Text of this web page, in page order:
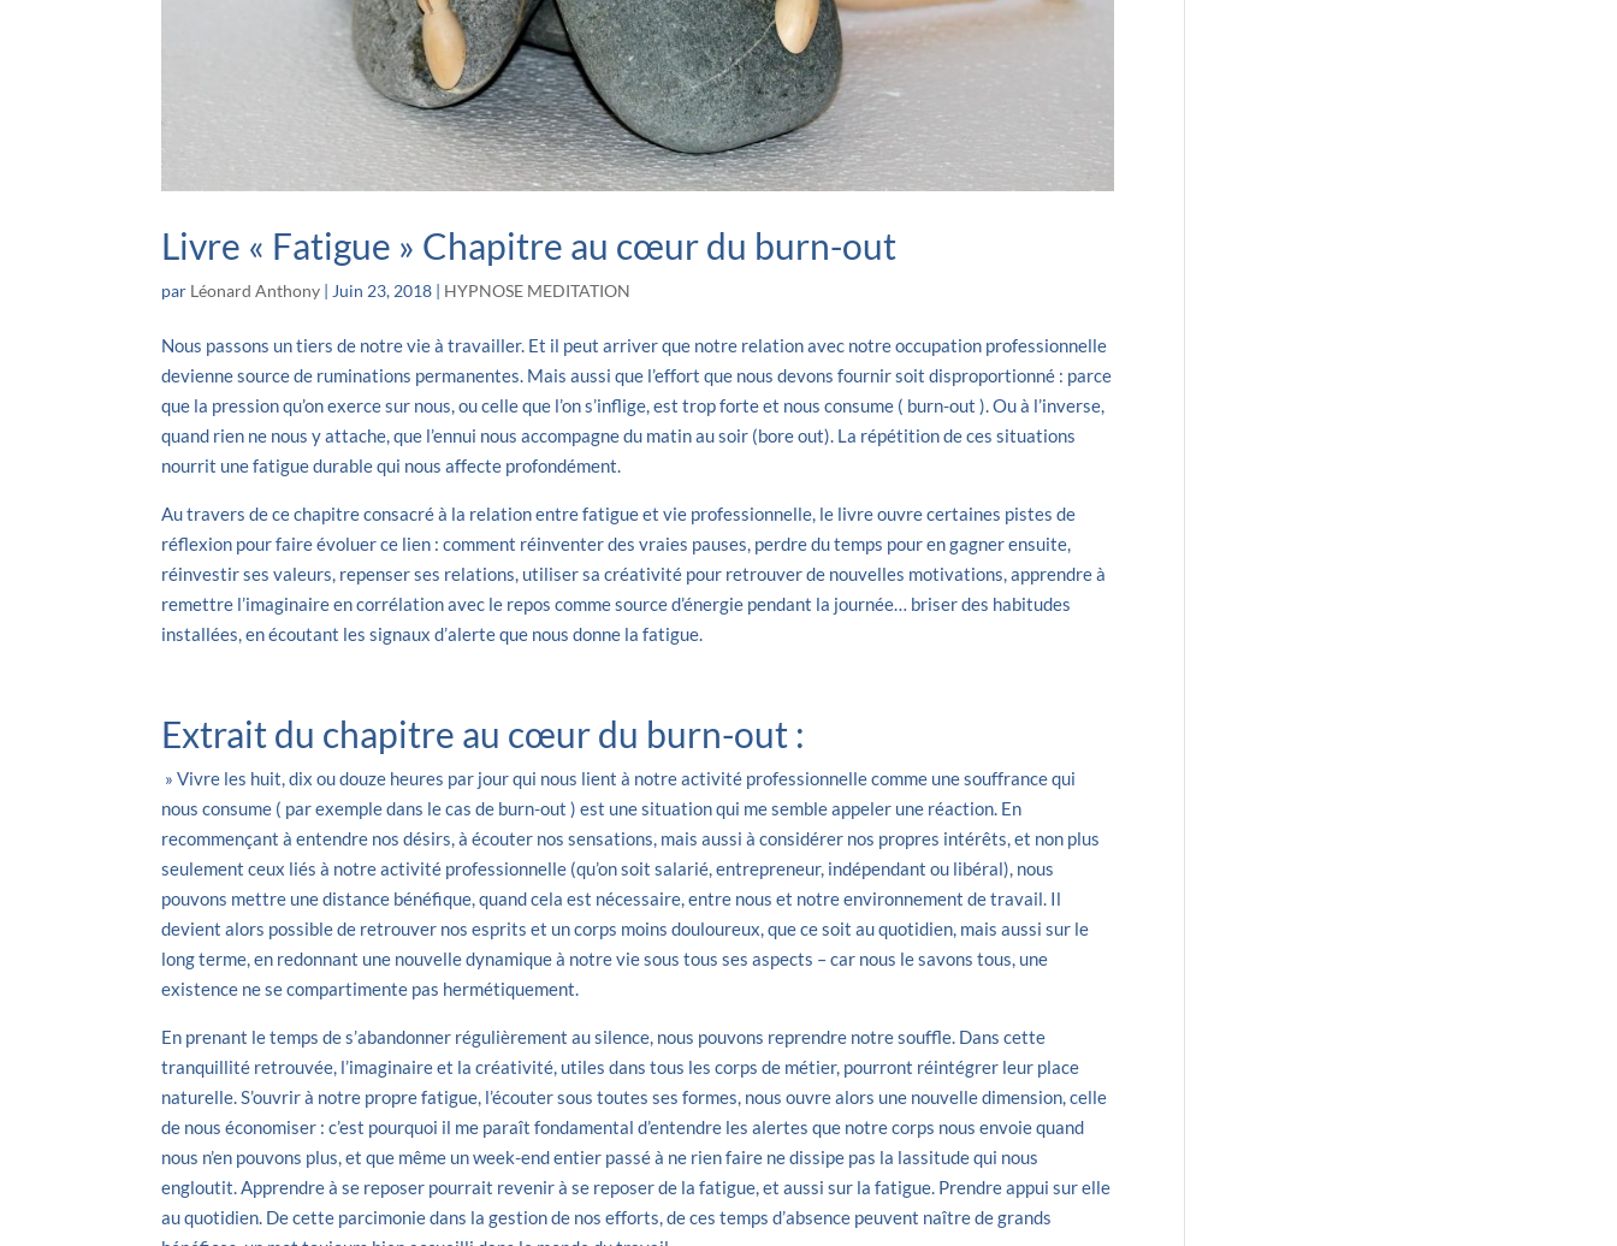
Livre « Fatigue » Chapitre au cœur du burn-out
par Léonard Anthony | Juin 23, 2018 | HYPNOSE MEDITATION
Nous passons un tiers de notre vie à travailler. Et il peut arriver que notre relation avec notre occupation professionnelle
devienne source de ruminations permanentes. Mais aussi que l’effort que nous devons fournir soit disproportionné : parce
que la pression qu’on exerce sur nous, ou celle que l’on s’inflige, est trop forte et nous consume ( burn-out ). Ou à l’inverse,
quand rien ne nous y attache, que l’ennui nous accompagne du matin au soir (bore out). La répétition de ces situations
nourrit une fatigue durable qui nous affecte profondément.
Au travers de ce chapitre consacré à la relation entre fatigue et vie professionnelle, le livre ouvre certaines pistes de
réflexion pour faire évoluer ce lien : comment réinventer des vraies pauses, perdre du temps pour en gagner ensuite,
réinvestir ses valeurs, repenser ses relations, utiliser sa créativité pour retrouver de nouvelles motivations, apprendre à
remettre l’imaginaire en corrélation avec le repos comme source d’énergie pendant la journée… briser des habitudes
installées, en écoutant les signaux d’alerte que nous donne la fatigue.
Extrait du chapitre au cœur du burn-out :
» Vivre les huit, dix ou douze heures par jour qui nous lient à notre activité professionnelle comme une souffrance qui
nous consume ( par exemple dans le cas de burn-out ) est une situation qui me semble appeler une réaction. En
recommençant à entendre nos désirs, à écouter nos sensations, mais aussi à considérer nos propres intérêts, et non plus
seulement ceux liés à notre activité professionnelle (qu’on soit salarié, entrepreneur, indépendant ou libéral), nous
pouvons mettre une distance bénéfique, quand cela est nécessaire, entre nous et notre environnement de travail. Il
devient alors possible de retrouver nos esprits et un corps moins douloureux, que ce soit au quotidien, mais aussi sur le
long terme, en redonnant une nouvelle dynamique à notre vie sous tous ses aspects – car nous le savons tous, une
existence ne se compartimente pas hermétiquement.
En prenant le temps de s’abandonner régulièrement au silence, nous pouvons reprendre notre souffle. Dans cette
tranquillité retrouvée, l’imaginaire et la créativité, utiles dans tous les corps de métier, pourront réintégrer leur place
naturelle. S’ouvrir à notre propre fatigue, l’écouter sous toutes ses formes, nous ouvre alors une nouvelle dimension, celle
de nous économiser : c’est pourquoi il me paraît fondamental d’entendre les alertes que notre corps nous envoie quand
nous n’en pouvons plus, et que même un week-end entier passé à ne rien faire ne dissipe pas la lassitude qui nous
engloutit. Apprendre à se reposer pourrait revenir à se reposer de la fatigue, et aussi sur la fatigue. Prendre appui sur elle
au quotidien. De cette parcimonie dans la gestion de nos efforts, de ces temps d’absence peuvent naître de grands